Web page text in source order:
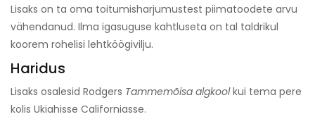
Lisaks on ta oma toitumisharjumustest piimatoodete arvu
vähendanud. Ilma igasuguse kahtluseta on tal taldrikul
koorem rohelisi lehtköögivilju.
Haridus
Lisaks osalesid Rodgers Tammemõisa algkoolkui tema pere
kolis Ukiahisse Californiasse.